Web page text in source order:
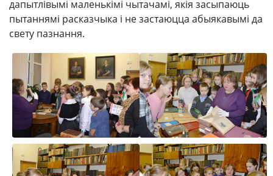
дапытлівымі маленькімі чытачамі, якія засыпаюць
пытаннямі расказчыка і не застаюцца абыякавымі да
свету пазнання.